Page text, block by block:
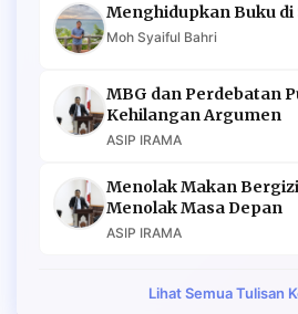
Menghidupkan Buku di
Moh Syaiful Bahri
MBG dan Perdebatan
Kehilangan Argumen
ASIP IRAMA
Menolak Makan
Menolak Masa Depan
ASIP IRAMA
Lihat Semua Tulisan